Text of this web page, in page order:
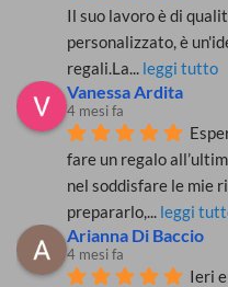
Il suo lavoro è di
personalizzato, è
regali.La... leggi tutto
Vanessa Ardita
4 mesi fa
fare un regalo
nel soddisfare le mie
prepararlo,... leggi
Arianna Di Baccio
4 mesi fa
Ieri